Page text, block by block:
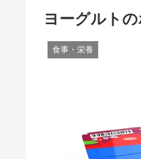
ヨーグルト
食事・栄養